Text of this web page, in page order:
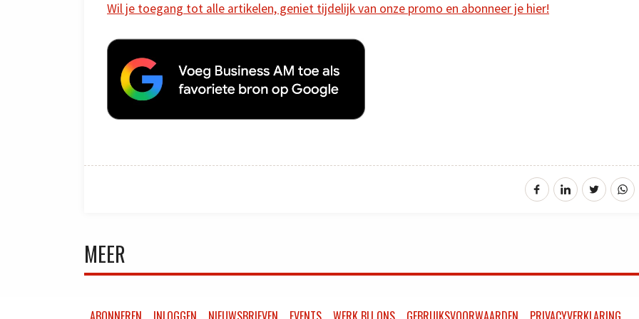
Wil je toegang tot alle artikelen, geniet tijdelijk van onze promo en abonneer je hier!
MEER